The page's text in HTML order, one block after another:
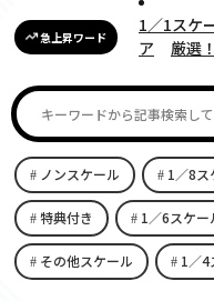
急上昇ワード
1／1スケ
ア
厳選
ノンスケール 1／8ス
特典付き 1／6スケー
その他スケール 1／4